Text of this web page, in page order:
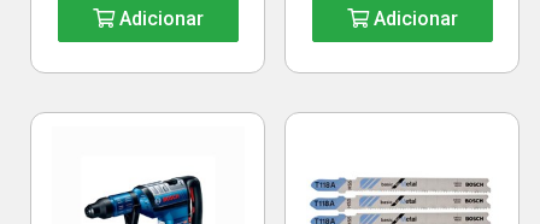
Adicionar Adicionar